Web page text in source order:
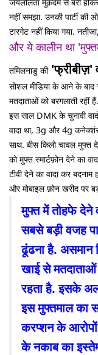
जयललिता मुक़दमे से बरी
नहीं समझा. उनकी पार्टी की
टारगेट नहीं किया गया.
और ये कालीन था
तमिलनाडु की'फ्रीबीज़'
सोशल मीडिया के आने के बाद
मतदाताओं को बरगलाती
इस साल DMK के चुनावी
वादा था, 3g और 4g
साथ. बीस किलो चावल मुफ्त
को मुफ्त स्मार्टफ़ोन देने का
टीवी देने का वादा कर
और मोबाइल फ़ोन खरीद पर
मुफ्त में तोहफे देने
सबसे बड़ी वजह
ढूंढना है. असमान
खाई से मतदाताओं
रहता है. इसके
इस मुफ्तमाल का
करप्शन के
के नकाब का